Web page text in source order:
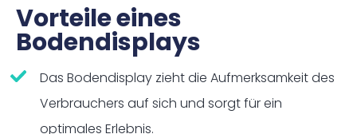
Vorteile eines
Bodendisplays
Das Bodendisplay zieht die Aufmerksamkeit des
Verbrauchers auf sich und sorgt für ein
optimales Erlebnis.